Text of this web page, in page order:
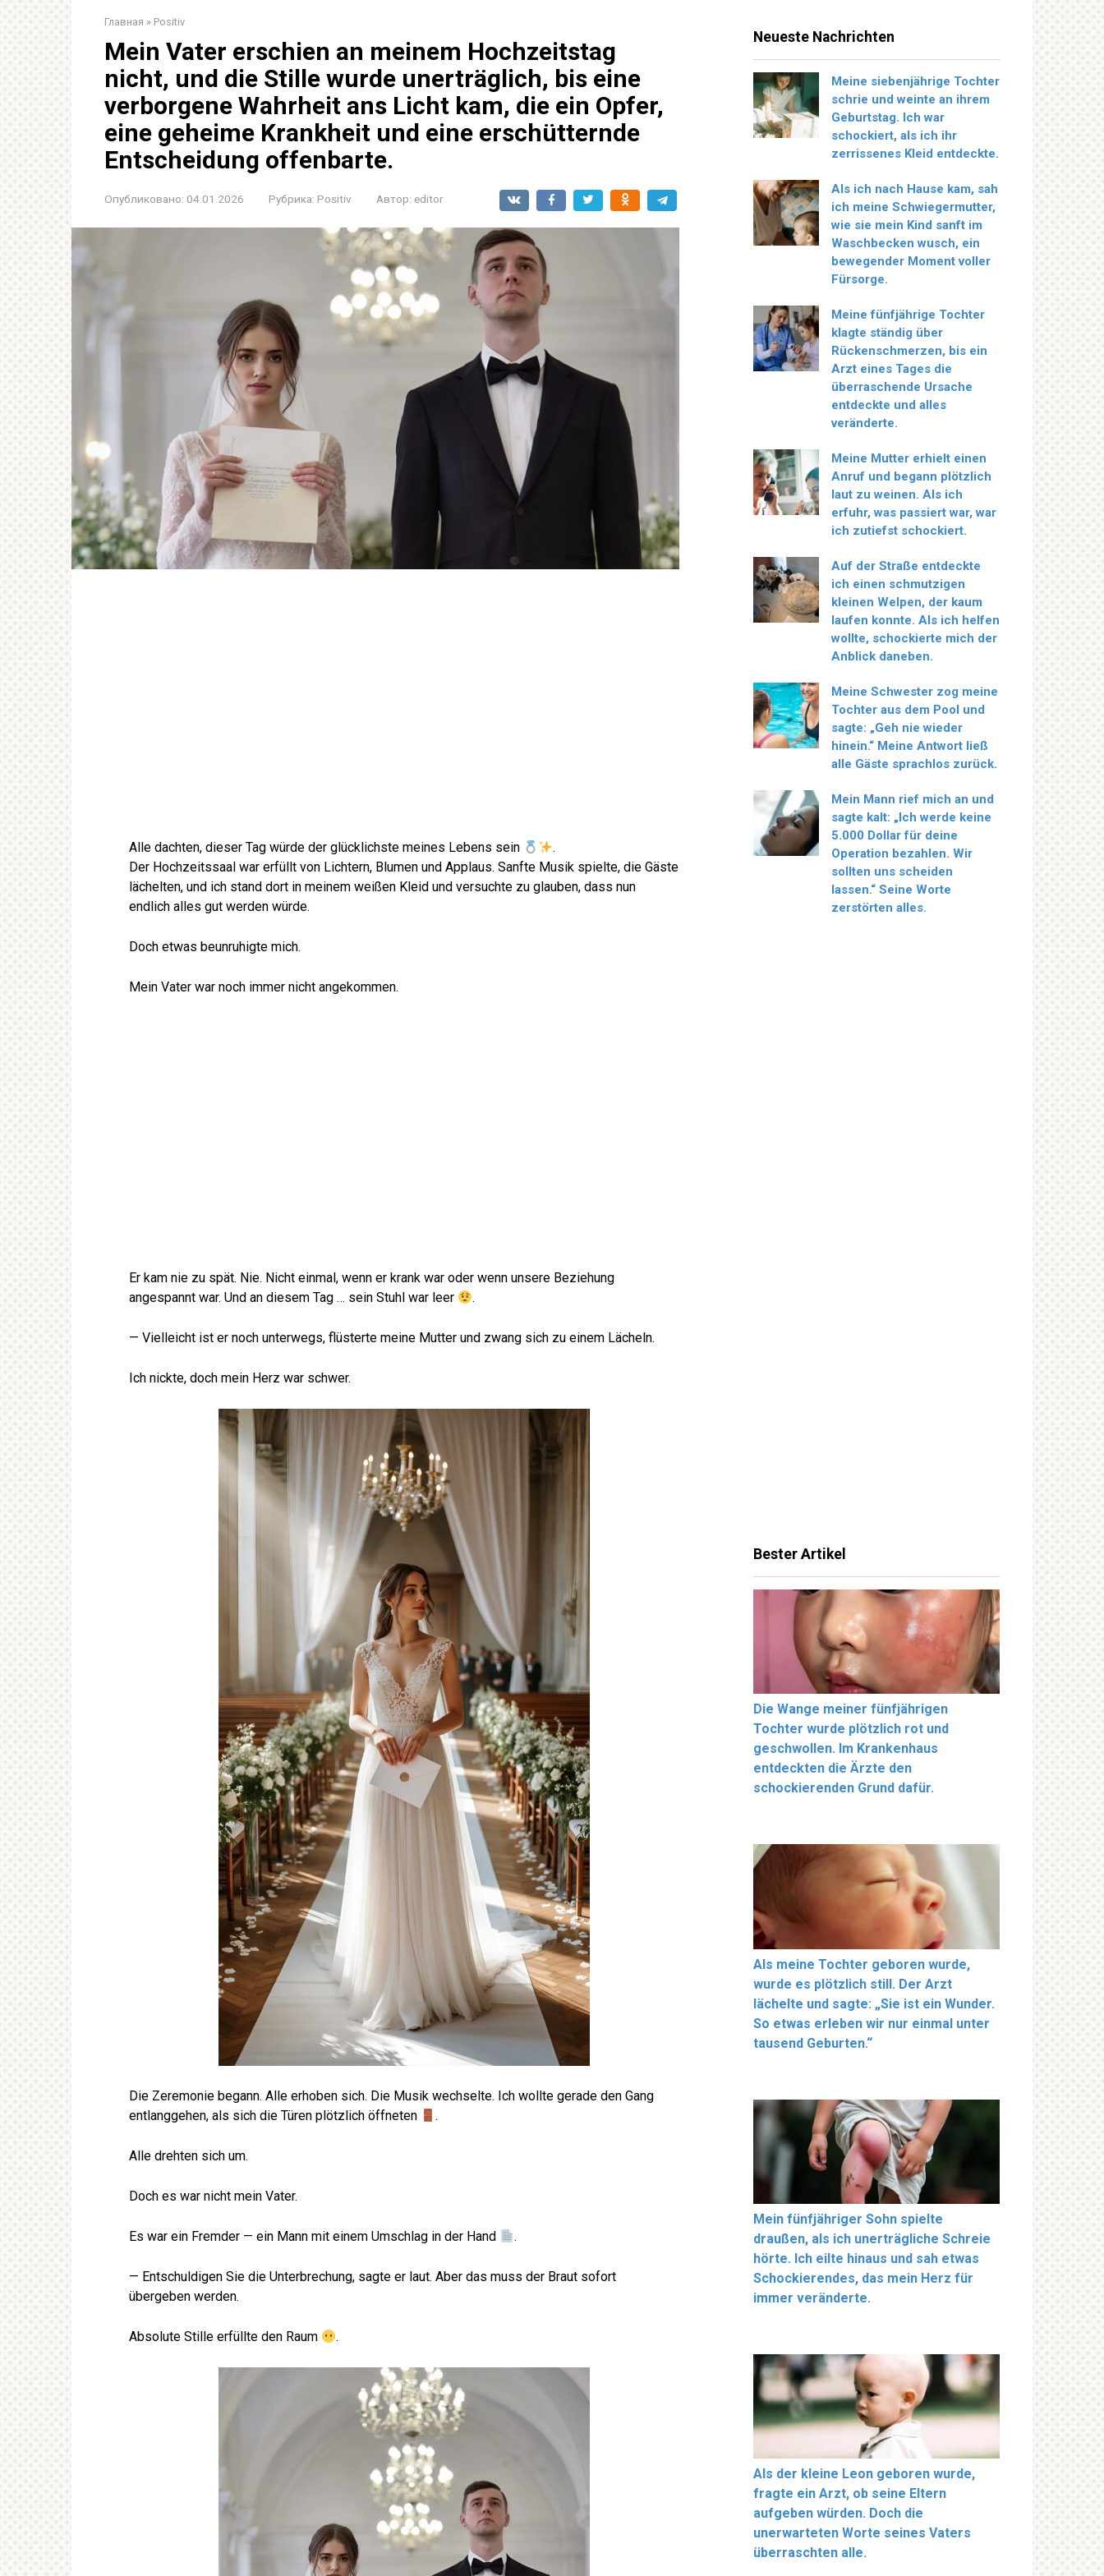
Главная » Positiv
Mein Vater erschien an meinem Hochzeitstag
nicht, und die Stille wurde unerträglich, bis eine
verborgene Wahrheit ans Licht kam, die ein Opfer,
eine geheime Krankheit und eine erschütternde
Entscheidung offenbarte.
Опубликовано: 04.01.2026 Рубрика: Positiv Автор: editor
Alle dachten, dieser Tag würde der glücklichste meines Lebens sein
.
Der Hochzeitssaal war erfüllt von Lichtern, Blumen und Applaus. Sanfte Musik spielte, die Gäste
lächelten, und ich stand dort in meinem weißen Kleid und versuchte zu glauben, dass nun
endlich alles gut werden würde.
Doch etwas beunruhigte mich.
Mein Vater war noch immer nicht angekommen.
Er kam nie zu spät. Nie. Nicht einmal, wenn er krank war oder wenn unsere Beziehung
angespannt war. Und an diesem Tag … sein Stuhl war leer
.
— Vielleicht ist er noch unterwegs, flüsterte meine Mutter und zwang sich zu einem Lächeln.
Ich nickte, doch mein Herz war schwer.
Die Zeremonie begann. Alle erhoben sich. Die Musik wechselte. Ich wollte gerade den Gang
entlanggehen, als sich die Türen plötzlich öffneten
.
Alle drehten sich um.
Doch es war nicht mein Vater.
Es war ein Fremder — ein Mann mit einem Umschlag in der Hand .
— Entschuldigen Sie die Unterbrechung, sagte er laut. Aber das muss der Braut sofort
übergeben werden.
Absolute Stille erfüllte den Raum .
Neueste Nachrichten
Meine siebenjährige Tochter
schrie und weinte an ihrem
Geburtstag. Ich war
schockiert, als ich ihr
zerrissenes Kleid entdeckte.
Als ich nach Hause kam, sah
ich meine Schwiegermutter,
wie sie mein Kind sanft im
Waschbecken wusch, ein
bewegender Moment voller
Fürsorge.
Meine fünfjährige Tochter
klagte ständig über
Rückenschmerzen, bis ein
Arzt eines Tages die
überraschende Ursache
entdeckte und alles
veränderte.
Meine Mutter erhielt einen
Anruf und begann plötzlich
laut zu weinen. Als ich
erfuhr, was passiert war, war
ich zutiefst schockiert.
Auf der Straße entdeckte
ich einen schmutzigen
kleinen Welpen, der kaum
laufen konnte. Als ich helfen
wollte, schockierte mich der
Anblick daneben.
Meine Schwester zog meine
Tochter aus dem Pool und
sagte: „Geh nie wieder
hinein.“ Meine Antwort ließ
alle Gäste sprachlos zurück.
Mein Mann rief mich an und
sagte kalt: „Ich werde keine
5.000 Dollar für deine
Operation bezahlen. Wir
sollten uns scheiden
lassen.“ Seine Worte
zerstörten alles.
Bester Artikel
Die Wange meiner fünfjährigen
Tochter wurde plötzlich rot und
geschwollen. Im Krankenhaus
entdeckten die Ärzte den
schockierenden Grund dafür.
Als meine Tochter geboren wurde,
wurde es plötzlich still. Der Arzt
lächelte und sagte: „Sie ist ein Wunder.
So etwas erleben wir nur einmal unter
tausend Geburten.“
Mein fünfjähriger Sohn spielte
draußen, als ich unerträgliche Schreie
hörte. Ich eilte hinaus und sah etwas
Schockierendes, das mein Herz für
immer veränderte.
Als der kleine Leon geboren wurde,
fragte ein Arzt, ob seine Eltern
aufgeben würden. Doch die
unerwarteten Worte seines Vaters
überraschten alle.